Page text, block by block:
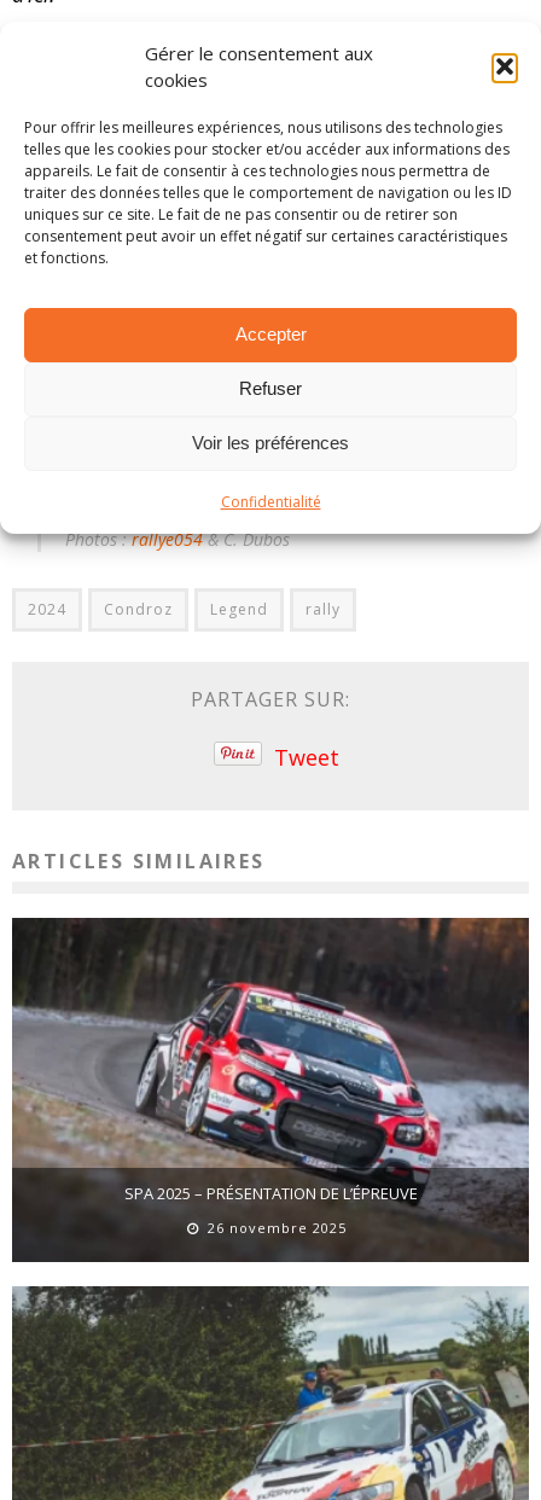
Gérer le consentement aux
cookies
Pour offrir les meilleures expériences, nous utilisons des technologies
telles que les cookies pour stocker et/ou accéder aux informations des
appareils. Le fait de consentir à ces technologies nous permettra de
traiter des données telles que le comportement de navigation ou les ID
uniques sur ce site. Le fait de ne pas consentir ou de retirer son
consentement peut avoir un effet négatif sur certaines caractéristiques
et fonctions.
Accepter
Refuser
Voir les préférences
Confidentialité
La sécurité est en effet au coeur des discussions
depuis l’automne dernier. Le Royal Motor Club de
Mais, force est de constater qu’il devient difficile
d’aller encore plus loin. C’est pourquoi,
l’organisation d’une épreuve historique et de
régularité semble être la solution. Les vitesses y
capricieuse au mois de mai et les enjeux y seront
bien moins importants. Il faut juste l’accepter,
emblématiques disparues.
Photos :rallye054& C. Dubos
2024 Condroz Legend rally
PARTAGER SUR:
Tweet
ARTICLES SIMILAIRES
SPA 2025 – PRÉSENTATION DE L’ÉPREUVE
26 novembre 2025